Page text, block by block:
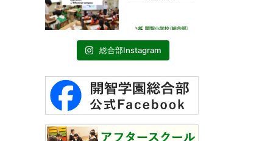
総合部Instagram